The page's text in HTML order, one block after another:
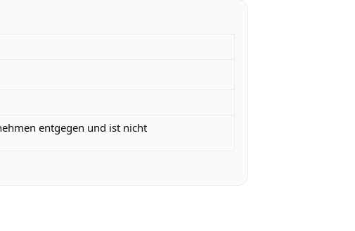
entgegen und ist nicht